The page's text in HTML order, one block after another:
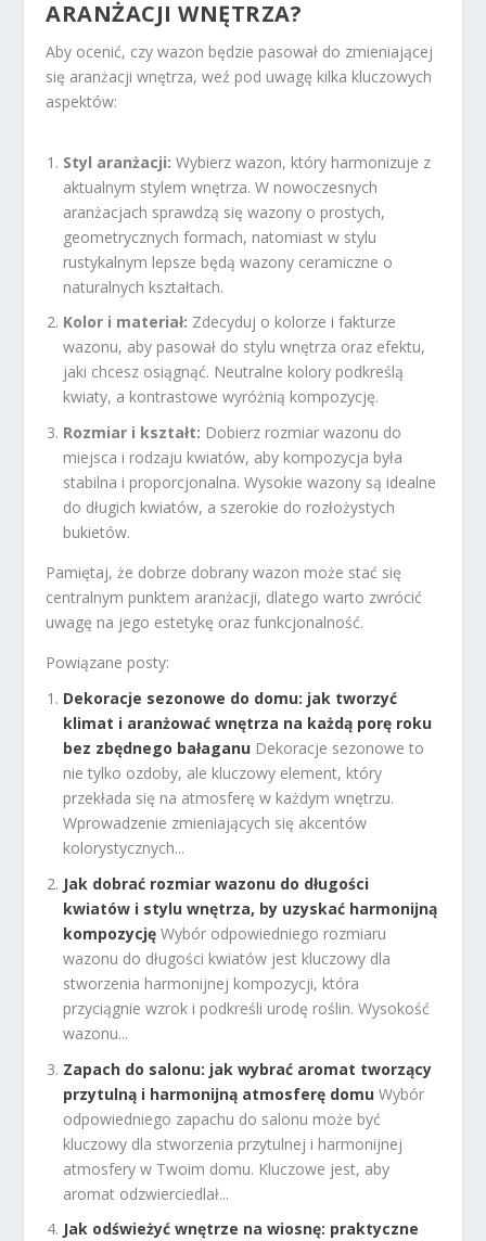
ARANŻACJI WNĘTRZA?
Aby ocenić, czy wazon będzie pasował do zmieniającej
się aranżacji wnętrza, weź pod uwagę kilka kluczowych
aspektów:
Styl aranżacji: Wybierz wazon, który harmonizuje z
aktualnym stylem wnętrza. W nowoczesnych
aranżacjach sprawdzą się wazony o prostych,
geometrycznych formach, natomiast w stylu
rustykalnym lepsze będą wazony ceramiczne o
naturalnych kształtach.
Kolor i materiał: Zdecyduj o kolorze i fakturze
wazonu, aby pasował do stylu wnętrza oraz efektu,
jaki chcesz osiągnąć. Neutralne kolory podkreślą
kwiaty, a kontrastowe wyróżnią kompozycję.
Rozmiar i kształt: Dobierz rozmiar wazonu do
miejsca i rodzaju kwiatów, aby kompozycja była
stabilna i proporcjonalna. Wysokie wazony są idealne
do długich kwiatów, a szerokie do rozłożystych
bukietów.
Pamiętaj, że dobrze dobrany wazon może stać się
centralnym punktem aranżacji, dlatego warto zwrócić
uwagę na jego estetykę oraz funkcjonalność.
Powiązane posty:
Dekoracje sezonowe do domu: jak tworzyć
klimat i aranżować wnętrza na każdą porę roku
bez zbędnego bałaganu Dekoracje sezonowe to
nie tylko ozdoby, ale kluczowy element, który
przekłada się na atmosferę w każdym wnętrzu.
Wprowadzenie zmieniających się akcentów
kolorystycznych...
Jak dobrać rozmiar wazonu do długości
kwiatów i stylu wnętrza, by uzyskać harmonijną
kompozycję Wybór odpowiedniego rozmiaru
wazonu do długości kwiatów jest kluczowy dla
stworzenia harmonijnej kompozycji, która
przyciągnie wzrok i podkreśli urodę roślin. Wysokość
wazonu...
Zapach do salonu: jak wybrać aromat tworzący
przytulną i harmonijną atmosferę domu Wybór
odpowiedniego zapachu do salonu może być
kluczowy dla stworzenia przytulnej i harmonijnej
atmosfery w Twoim domu. Kluczowe jest, aby
aromat odzwierciedlał...
Jak odświeżyć wnętrze na wiosnę: praktyczne